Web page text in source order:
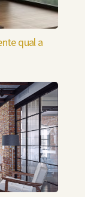
qual a